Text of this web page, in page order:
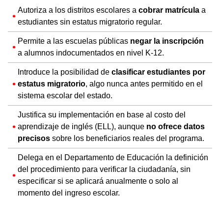
Autoriza a los distritos escolares a cobrar matrícula a
estudiantes sin estatus migratorio regular.
Permite a las escuelas públicas negar la inscripción
a alumnos indocumentados en nivel K-12.
Introduce la posibilidad de clasificar estudiantes por
estatus migratorio, algo nunca antes permitido en el
sistema escolar del estado.
Justifica su implementación en base al costo del
aprendizaje de inglés (ELL), aunque no ofrece datos
precisos sobre los beneficiarios reales del programa.
Delega en el Departamento de Educación la definición
del procedimiento para verificar la ciudadanía, sin
especificar si se aplicará anualmente o solo al
momento del ingreso escolar.